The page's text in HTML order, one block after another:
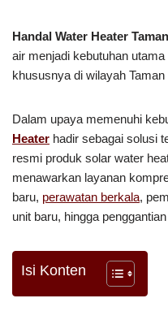
Handal Water Heater
air menjadi kebutuhan
khususnya di wilayah
Dalam upaya memenuhi
Heater hadir sebagai solusi
resmi produk solar water
menawarkan layanan
baru, perawatan berkala,
unit baru, hingga
Isi Konten